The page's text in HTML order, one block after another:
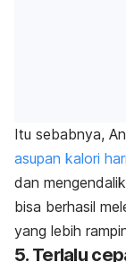
Itu sebabnya,
asupan kalori
dan
bisa berhasil
yang lebih
5. Terlalu